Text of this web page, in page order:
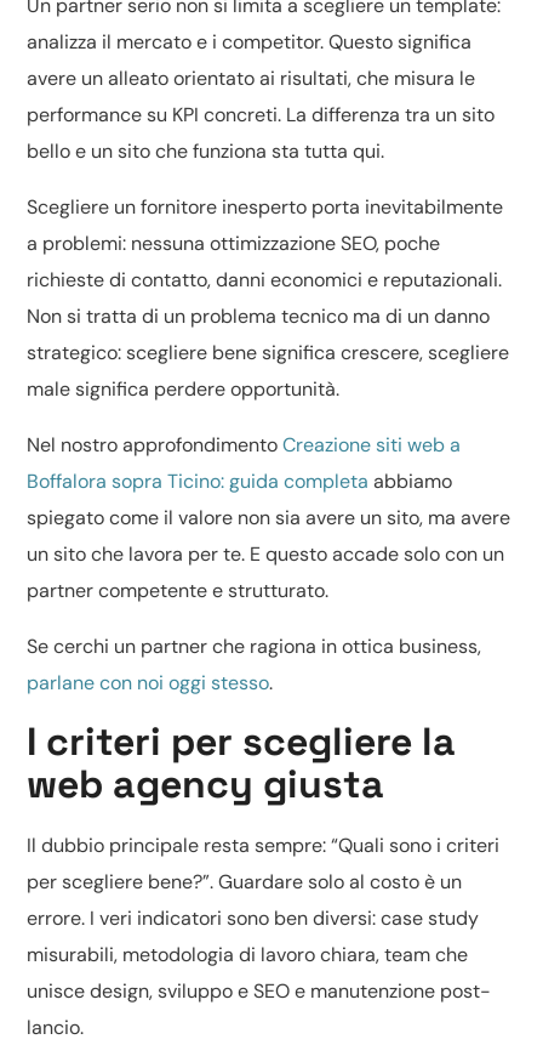
Un partner serio non si limita a scegliere un template:
analizza il mercato e i competitor. Questo significa
avere un alleato orientato ai risultati, che misura le
performance su KPI concreti. La differenza tra un sito
bello e un sito che funziona sta tutta qui.
Scegliere un fornitore inesperto porta inevitabilmente
a problemi: nessuna ottimizzazione SEO, poche
richieste di contatto, danni economici e reputazionali.
Non si tratta di un problema tecnico ma di un danno
strategico: scegliere bene significa crescere, scegliere
male significa perdere opportunità.
Nel nostro approfondimentoCreazione siti web a
Boffalora sopra Ticino: guida completa abbiamo
spiegato come il valore non sia avere un sito, ma avere
un sito che lavora per te. E questo accade solo con un
partner competente e strutturato.
Se cerchi un partner che ragiona in ottica business,
parlane con noi oggi stesso.
I criteri per scegliere la
web agency giusta
Il dubbio principale resta sempre: “Quali sono i criteri
per scegliere bene?”. Guardare solo al costo è un
errore. I veri indicatori sono ben diversi: case study
misurabili, metodologia di lavoro chiara, team che
unisce design, sviluppo e SEO e manutenzione post-
lancio.